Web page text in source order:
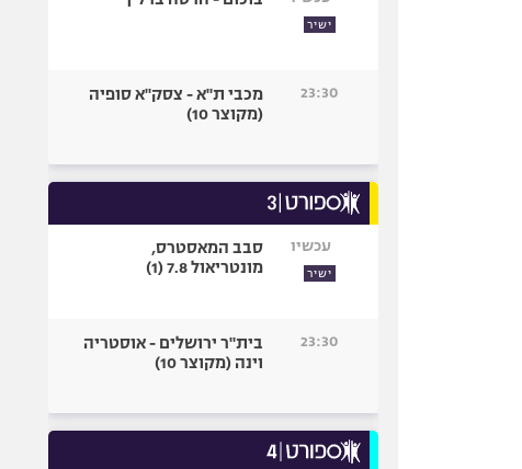
ישיר
23:30
מכבי ת"א - צסק"א סופיה
(מקוצר 10)
עכשיו
ישיר
סבב המאסטרס,
מונטריאול 7.8 (1)
23:30
בית"ר ירושלים - אוסטריה
וינה (מקוצר 10)